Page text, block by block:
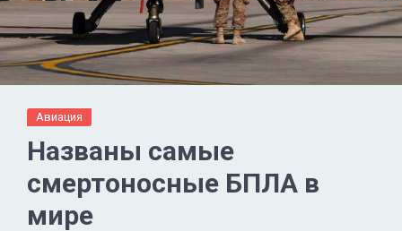
Авиация
Названы самые
смертоносные БПЛА в
мире